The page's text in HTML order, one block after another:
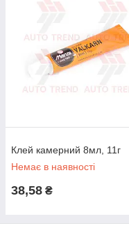
Клей камерний 8мл, 11г
Немає в наявності
38,58 ₴